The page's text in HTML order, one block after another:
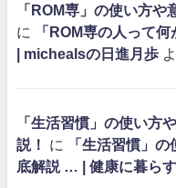
「ROM専」の使い方や
に
「ROM専の人って
| michealsの日進月歩
「生活習慣」の使い方
説！
に
「生活習慣」
底解説 … | 健康に暮ら